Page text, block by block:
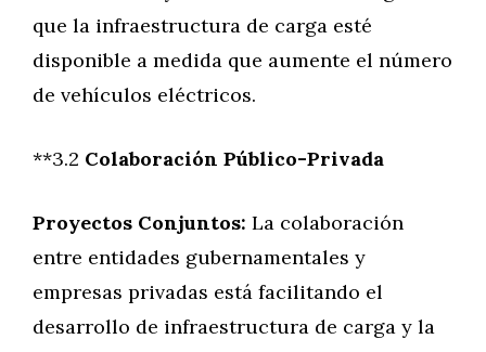
que la infraestructura de carga esté
disponible a medida que aumente el número
de vehículos eléctricos.
**3.2 Colaboración Público-Privada
Proyectos Conjuntos: La colaboración
entre entidades gubernamentales y
empresas privadas está facilitando el
desarrollo de infraestructura de carga y la